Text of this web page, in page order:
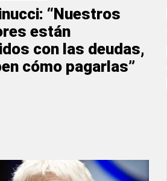
“Nuestros
están
con las deudas,
cómo pagarlas”